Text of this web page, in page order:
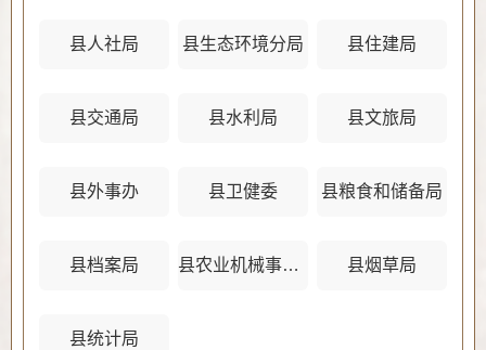
县人社局 县生态环境分局 县住建局
县交通局 县水利局 县文旅局
县外事办 县卫健委 县粮食和储备局
县档案局 县农业机械事务管理中心 县烟草局
县统计局